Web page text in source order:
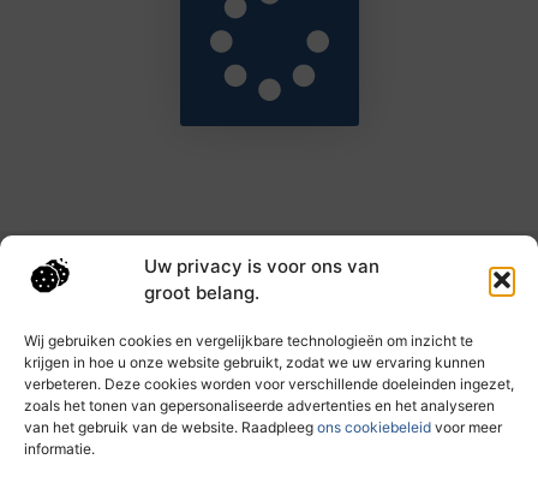
Uw privacy is voor ons van
groot belang.
Wij gebruiken cookies en vergelijkbare technologieën om inzicht te
krijgen in hoe u onze website gebruikt, zodat we uw ervaring kunnen
verbeteren. Deze cookies worden voor verschillende doeleinden ingezet,
zoals het tonen van gepersonaliseerde advertenties en het analyseren
van het gebruik van de website. Raadpleeg ons cookiebeleid voor meer
informatie.
Main Links
Dagelijks nieuwe inzichten op taec.nl
Artikelen vol kennis, inspiratie en praktische tips die